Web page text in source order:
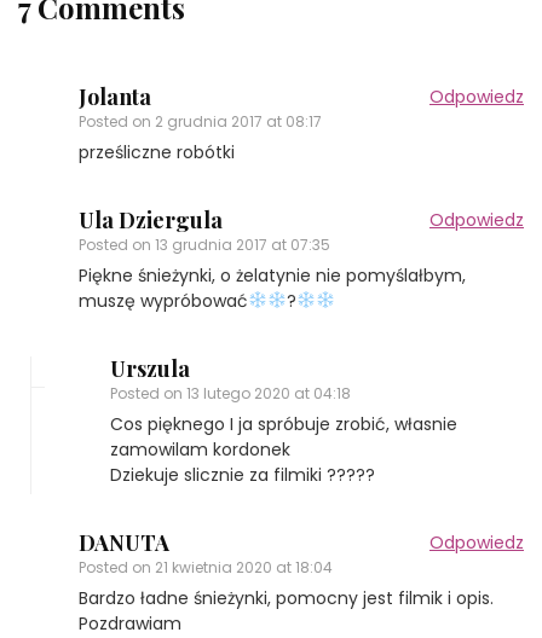
Jolanta
Posted on 2 grudnia 2017 at 08:17
Odpowiedz
prześliczne robótki
Ula Dziergula
Posted on 13 grudnia 2017 at 07:35
Odpowiedz
Piękne śnieżynki, o żelatynie nie pomyślałbym,
muszę wypróbować
?
Urszula
Posted on 13 lutego 2020 at 04:18
Cos pięknego I ja spróbuje zrobić, własnie
zamowilam kordonek
Dziekuje slicznie za filmiki ?????
DANUTA
Posted on 21 kwietnia 2020 at 18:04
Odpowiedz
Bardzo ładne śnieżynki, pomocny jest filmik i opis.
Pozdrawiam